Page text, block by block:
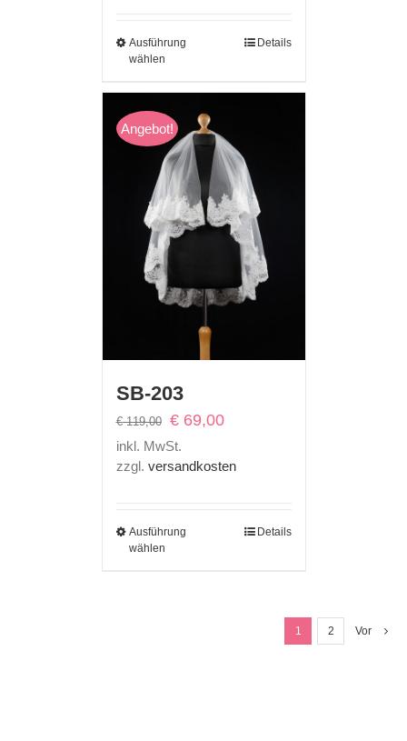
Ausführung
wählen
Details
Angebot!
SB-203
€119,00
Ursprünglicher
€69,00Aktueller
inkl. MwSt.
zzgl. versandkosten
Ausführung
wählen
Details
1 2 Vor